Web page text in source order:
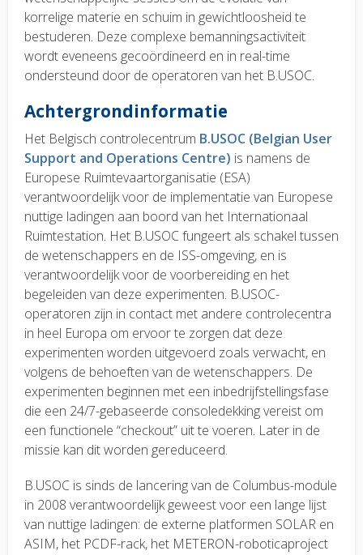
korrelige materie en schuim in gewichtloosheid te
bestuderen. Deze complexe bemanningsactiviteit
wordt eveneens gecoördineerd en in real-time
ondersteund door de operatoren van het B.USOC.
Achtergrondinformatie
Het Belgisch controlecentrum B.USOC (Belgian User
Support and Operations Centre) is namens de
Europese Ruimtevaartorganisatie (ESA)
verantwoordelijk voor de implementatie van Europese
nuttige ladingen aan boord van het Internationaal
Ruimtestation. Het B.USOC fungeert als schakel tussen
de wetenschappers en de ISS-omgeving, en is
verantwoordelijk voor de voorbereiding en het
begeleiden van deze experimenten. B.USOC-
operatoren zijn in contact met andere controlecentra
in heel Europa om ervoor te zorgen dat deze
experimenten worden uitgevoerd zoals verwacht, en
volgens de behoeften van de wetenschappers. De
experimenten beginnen met een inbedrijfstellingsfase
die een 24/7-gebaseerde consoledekking vereist om
een functionele “checkout” uit te voeren. Later in de
missie kan dit worden gereduceerd.
B.USOC is sinds de lancering van de Columbus-module
in 2008 verantwoordelijk geweest voor een lange lijst
van nuttige ladingen: de externe platformen SOLAR en
ASIM, het PCDF-rack, het METERON-roboticaproject